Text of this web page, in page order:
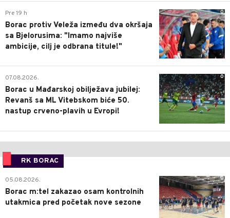
0
Pre 19 h
Borac protiv Veleža između dva okršaja
sa Bjelorusima: "Imamo najviše
ambicije, cilj je odbrana titule!"
0
07.08.2026.
Borac u Mađarskoj obilježava jubilej:
Revanš sa ML Vitebskom biće 50.
nastup crveno-plavih u Evropi!
RK BORAC
0
05.08.2026.
Borac m:tel zakazao osam kontrolnih
utakmica pred početak nove sezone